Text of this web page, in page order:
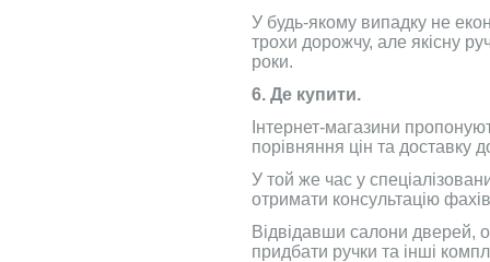
У будь-якому випадку не
трохи дорожчу, але якісну
роки.
6. Де купити.
Інтернет-магазини
порівняння цін та доставку
У той же час у
отримати консультацію
Відвідавши салони дверей,
придбати ручки та інші